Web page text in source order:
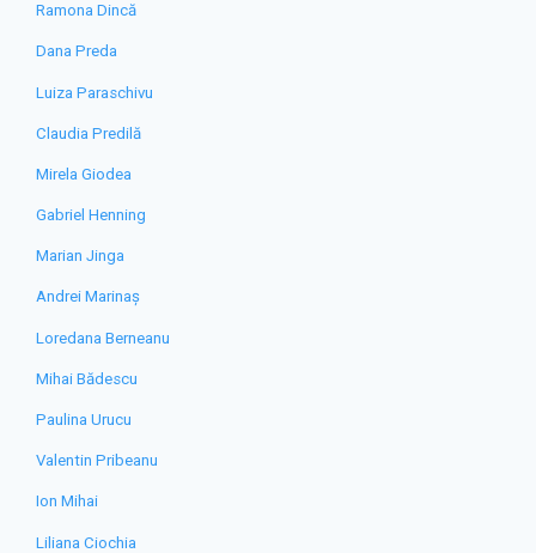
Ramona Dincă
Dana Preda
Luiza Paraschivu
Claudia Predilă
Mirela Giodea
Gabriel Henning
Marian Jinga
Andrei Marinaș
Loredana Berneanu
Mihai Bădescu
Paulina Urucu
Valentin Pribeanu
Ion Mihai
Liliana Ciochia